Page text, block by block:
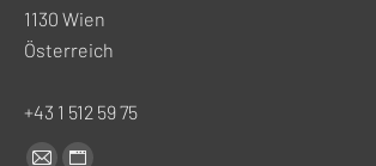
1130 Wien
Österreich
+43 1 512 59 75
Finden Sie uns auf: